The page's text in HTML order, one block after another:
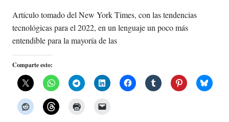
Artículo tomado del New York Times, con las tendencias
tecnológicas para el 2022, en un lenguaje un poco más
entendible para la mayoría de las
Comparte esto: